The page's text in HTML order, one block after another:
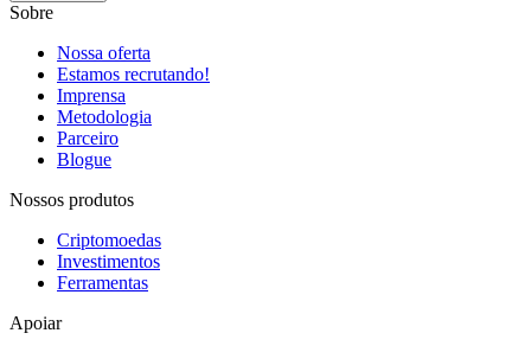
Sobre
Nossa oferta
Estamos recrutando!
Imprensa
Metodologia
Parceiro
Blogue
Nossos produtos
Criptomoedas
Investimentos
Ferramentas
Apoiar